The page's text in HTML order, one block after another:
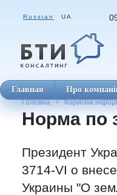
Russian UA
Главная Про
Головна Корисна
Норма по
Президент
3714-VI о
Украины "О